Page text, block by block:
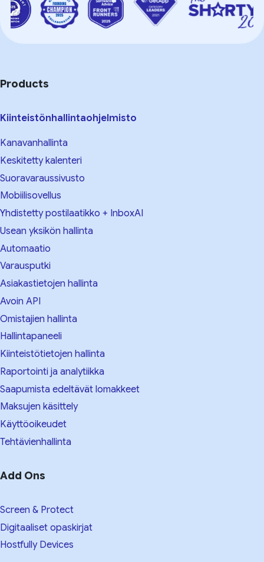
Products
Kiinteistönhallintaohjelmisto
Kanavanhallinta
Keskitetty kalenteri
Suoravaraussivusto
Mobiilisovellus
Yhdistetty postilaatikko + InboxAI
Usean yksikön hallinta
Automaatio
Varausputki
Asiakastietojen hallinta
Avoin API
Omistajien hallinta
Hallintapaneeli
Kiinteistötietojen hallinta
Raportointi ja analytiikka
Saapumista edeltävät lomakkeet
Maksujen käsittely
Käyttöoikeudet
Tehtävienhallinta
Add Ons
Screen & Protect
Digitaaliset opaskirjat
Hostfully Devices